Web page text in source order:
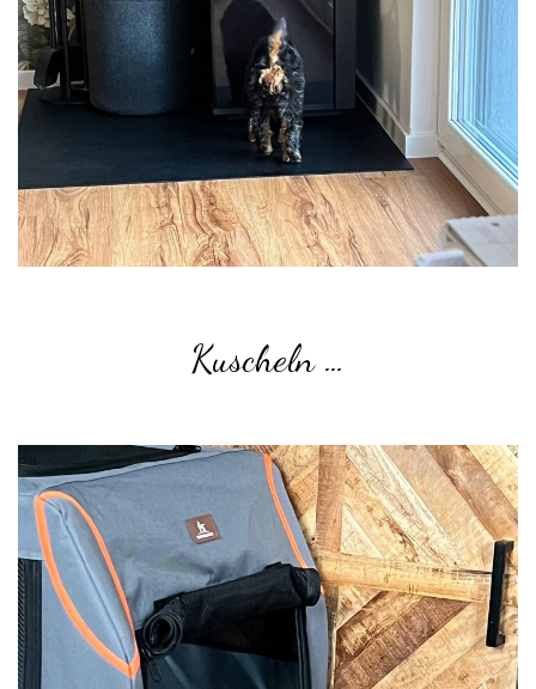
Kuscheln …